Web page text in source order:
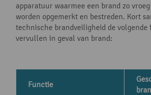
apparatuur waarmee een brand zo
worden opgemerkt en bestreden. Kort
technische brandveiligheid de volgende
vervullen in geval van brand:
Functie